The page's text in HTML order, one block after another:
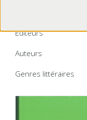
Éditeurs
Auteurs
Genres littéraires